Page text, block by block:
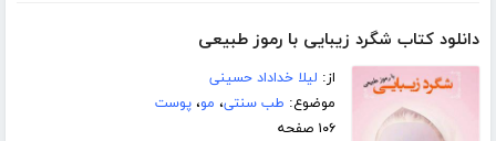
دانلود کتاب شگرد زیبایی با رموز طبیعی
از: لیلا خداداد حسینی
موضوع: طب سنتی، مو،پوست
۱۰۶ صفحه